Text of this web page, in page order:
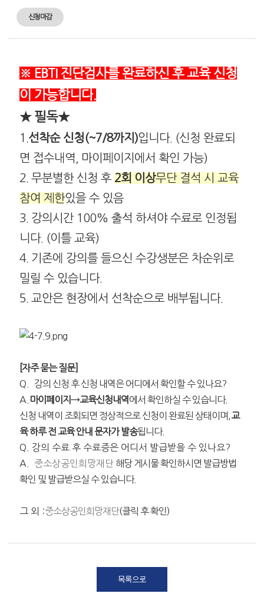
신청마감
※ EBTI 진단검사를 완료하신 후 교육 신청
이 가능합니다
★ 필독★
1. 선착순 신청(~7/8까지)입니다. (신청 완료되
면 접수내역, 마이페이지에서 확인 가능)
2. 무분별한 신청 후 2회 이상무단 결석 시 교육
참여 제한있을 수 있음
3. 강의시간 100% 출석 하셔야 수료로 인정됩
니다. (이틀 교육)
4. 기존에 강의를 들으신 수강생분은 차순위로
밀릴 수 있습니다.
5. 교안은 현장에서 선착순으로 배부됩니다.
[자주 묻는 질문]
Q. 강의 신청 후 신청 내역은 어디에서 확인할 수 있나요?
A. 마이페이지→교육신청내역에서 확인하실 수 있습니다.
신청 내역이 조회되면 정상적으로 신청이 완료된 상태이며 교
육 하루 전 교육 안내 문자가 발송됩니다.
Q. 강의 수료 후 수료증은 어디서 발급받을 수 있나요?
A. 중소상공인희망재단 해당 게시물 확인하시면 발급방법
확인 및 발급받으실 수 있습니다.
그 외 :중소상공인희망재단(클릭 후 확인)
목록으로